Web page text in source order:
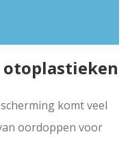
otoplastieken
komt veel
oordoppen voor